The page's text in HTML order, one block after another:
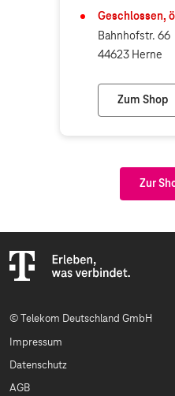
Geschlossen,
Bahnhofstr. 66
44623 Herne
Zum Shop
Zur
© Telekom Deutschland GmbH
Impressum
Datenschutz
AGB